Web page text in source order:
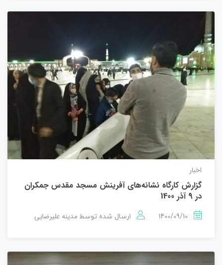
اخبار
گزارش کارگاه نشانه‌های آفرینش مسجد مقدس جمکران
در 9 آذر 1400
1400/09/10 ارسال شده توسط مدینه علیرضایی